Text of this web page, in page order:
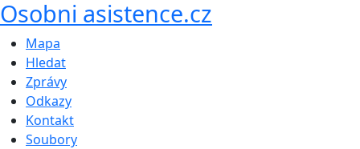
Osobni asistence.cz
Mapa
Hledat
Zprávy
Odkazy
Kontakt
Soubory